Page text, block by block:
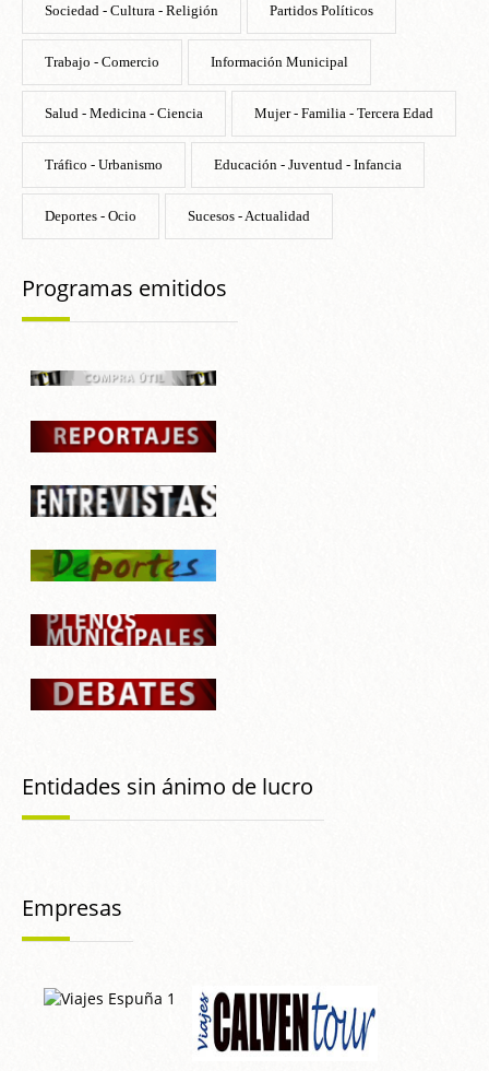
Sociedad - Cultura - Religión Partidos Políticos
Trabajo - Comercio Información Municipal
Salud - Medicina - Ciencia Mujer - Familia - Tercera Edad
Tráfico - Urbanismo Educación - Juventud - Infancia
Deportes - Ocio Sucesos - Actualidad
Programas emitidos
Entidades sin ánimo de lucro
Empresas